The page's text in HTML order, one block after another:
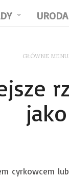
URODA
GŁÓWNE MENU,
cyrkowcem